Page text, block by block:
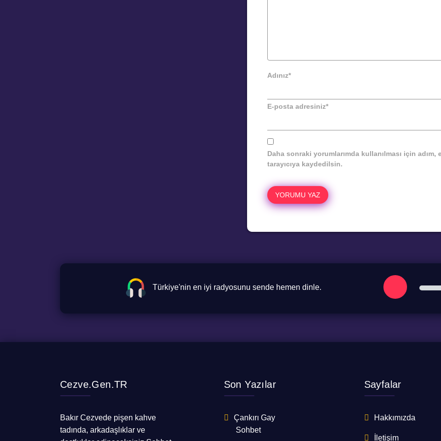
Adınız*
E-posta adresiniz*
Daha sonraki yorumlarımda kullanılması için
tarayıcıya kaydedilsin.
Türkiye'nin en iyi radyosunu sende hemen dinle.
Cezve.Gen.TR
Bakır Cezvede pişen kahve
tadında, arkadaşlıklar ve
Son Yazılar
Çankırı Gay
Sohbet
Sayfalar
Hakkımızda
İletişim